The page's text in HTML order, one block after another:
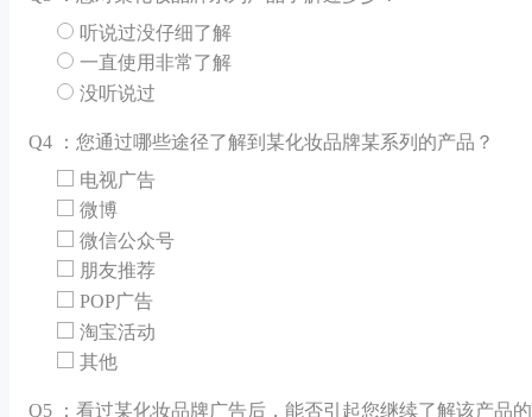
听说过没仔细了解
一直使用非常了解
没听说过
Q4 ：您通过哪些途径了解到某化妆品牌某系列的产品？
电视广告
微博
微信公众号
朋友推荐
POP广告
淘宝活动
其他
Q5 ：看过某化妆品牌广告后，能否引起您继续了解该产品